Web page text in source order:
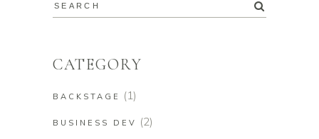
CATEGORY
BACKSTAGE (1)
BUSINESS DEV (2)